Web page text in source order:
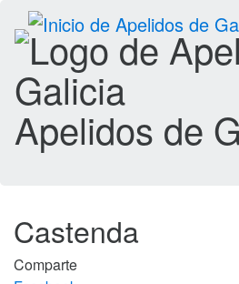
Apelidos de
Castenda
Comparte